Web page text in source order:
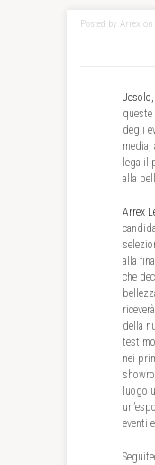
Posted by Arrex
Jesolo,
degli
media,
lega il
alla
Arrex
alla
che
della
nei
luogo
eventi